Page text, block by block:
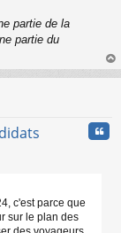
partie de la
partie du
au
c'est parce que
sur le plan des